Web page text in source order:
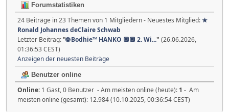
Forumstatistiken
24 Beiträge in 23 Themen von 1 Mitgliedern - Neuestes Mitglied:★
Ronald Johannes deClaire Schwab
Letzter Beitrag:"🌐 Bodhie™ HANKO 🔲🔲 2. Wi..." (26.06.2026,
01:36:53 CEST)
Anzeigen der neuesten Beiträge
Benutzer online
Online: 1 Gast, 0 Benutzer - Am meisten online (heute): 1 - Am
meisten online (gesamt): 12.984 (10.10.2025, 00:36:54 CEST)